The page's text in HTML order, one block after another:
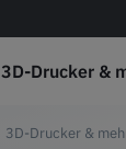
3D-Drucker &
3D-Drucker &